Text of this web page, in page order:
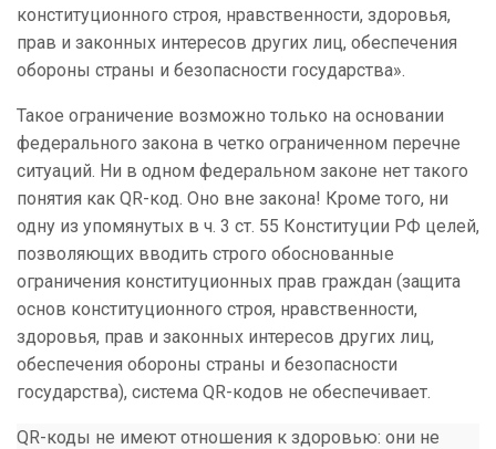
конституционного строя, нравственности, здоровья,
прав и законных интересов других лиц, обеспечения
обороны страны и безопасности государства».
Такое ограничение возможно только на основании
федерального закона в четко ограниченном перечне
ситуаций. Ни в одном федеральном законе нет такого
понятия как QR-код. Оно вне закона! Кроме того, ни
одну из упомянутых в ч. 3 ст. 55 Конституции РФ целей,
позволяющих вводить строго обоснованные
ограничения конституционных прав граждан (защита
основ конституционного строя, нравственности,
здоровья, прав и законных интересов других лиц,
обеспечения обороны страны и безопасности
государства), система QR-кодов не обеспечивает.
QR-коды не имеют отношения к здоровью: они не